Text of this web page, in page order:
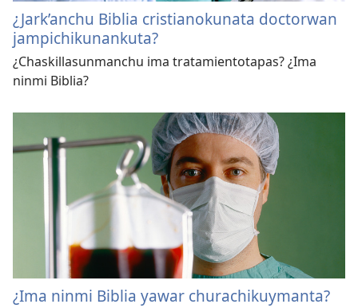
¿Jark’anchu Biblia cristianokunata doctorwan
jampichikunankuta?
¿Chaskillasunmanchu ima tratamientotapas? ¿Ima
ninmi Biblia?
¿Ima ninmi Biblia yawar churachikuymanta?